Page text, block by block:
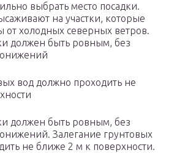
выбрать место посадки.
на участки, которые
холодных северных ветров.
должен быть ровным, без
вод должно проходить не
должен быть ровным, без
Залегание грунтовых
не ближе 2 м к поверхности.